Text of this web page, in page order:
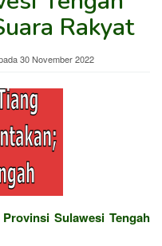
Rakyat
30 November 2022
Sulawesi Tengah